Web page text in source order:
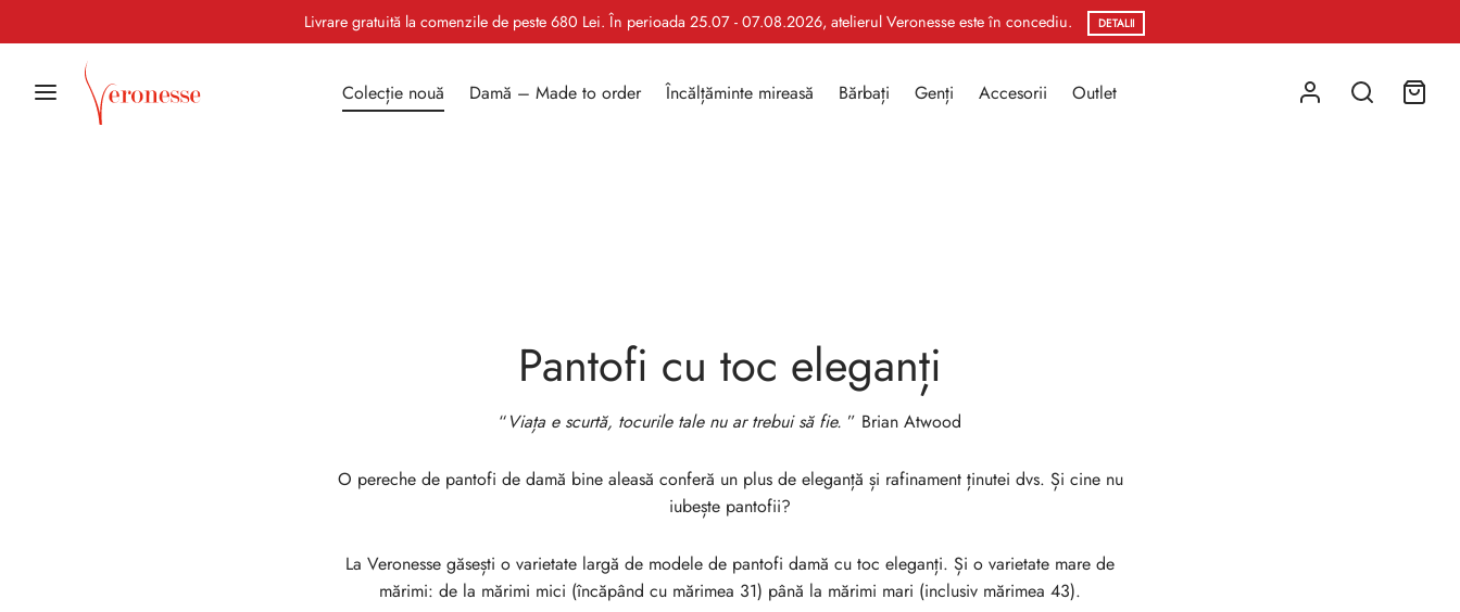
Livrare gratuită la comenzile de peste 680 Lei. În perioada 25.07 - 07.08.2026, atelierul Veronesse este în concediu. DETALII
Colecție nouă Damă – Made to order Încălțăminte mireasă Bărbați Genți Accesorii Outlet
Pantofi cu toc eleganți
“Viața e scurtă, tocurile tale nu ar trebui să fie. ” Brian Atwood
O pereche de pantofi de damă bine aleasă conferă un plus de eleganță și rafinament ținutei dvs. Și cine nu
iubește pantofii?
La Veronesse găsești o varietate largă de modele de pantofi damă cu toc eleganți. Și o varietate mare de
mărimi: de la mărimi mici (încăpând cu mărimea 31) până la mărimi mari (inclusiv mărimea 43).